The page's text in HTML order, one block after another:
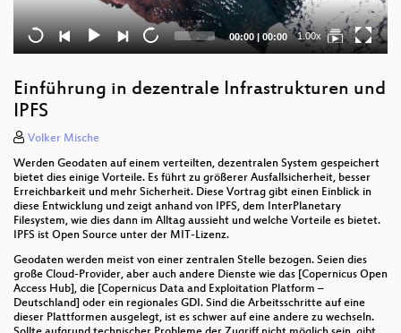
Current
time
00:00 | Total
duration
00:00 1.00x
Einführung in dezentrale Infrastrukturen und
IPFS
Volker Mische
Werden Geodaten auf einem verteilten, dezentralen System gespeichert
bietet dies einige Vorteile. Es führt zu größerer Ausfallsicherheit, besser
Erreichbarkeit und mehr Sicherheit. Diese Vortrag gibt einen Einblick in
diese Entwicklung und zeigt anhand von IPFS, dem InterPlanetary
Filesystem, wie dies dann im Alltag aussieht und welche Vorteile es bietet.
IPFS ist Open Source unter der MIT-Lizenz.
Geodaten werden meist von einer zentralen Stelle bezogen. Seien dies
große Cloud-Provider, aber auch andere Dienste wie das [Copernicus Open
Access Hub], die [Copernicus Data and Exploitation Platform –
Deutschland] oder ein regionales GDI. Sind die Arbeitsschritte auf eine
dieser Plattformen ausgelegt, ist es schwer auf eine andere zu wechseln.